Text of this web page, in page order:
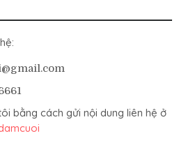
bằng cách gửi nội dung liên hệ ở